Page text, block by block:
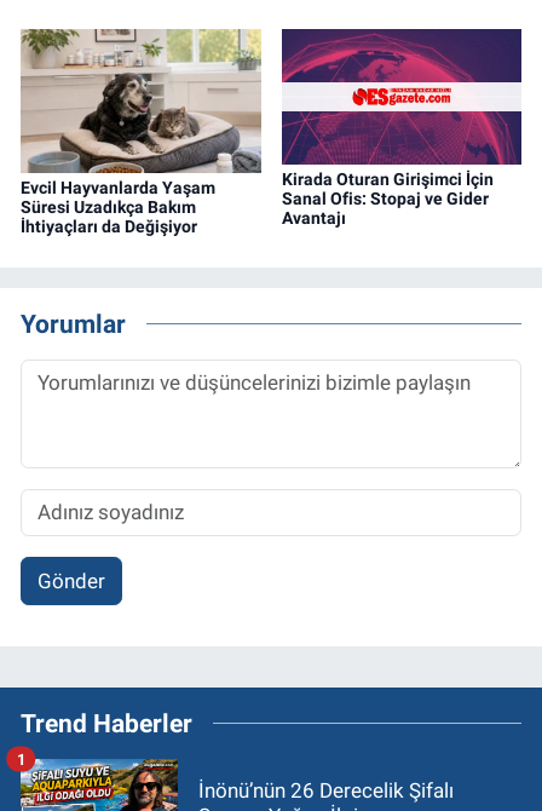
Evcil Hayvanlarda Yaşam
Süresi Uzadıkça Bakım
İhtiyaçları da Değişiyor
Kirada Oturan Girişimci İçin
Sanal Ofis: Stopaj ve Gider
Avantajı
Yorumlar
Gönder
Trend Haberler
İnönü’nün 26 Derecelik Şifalı
1